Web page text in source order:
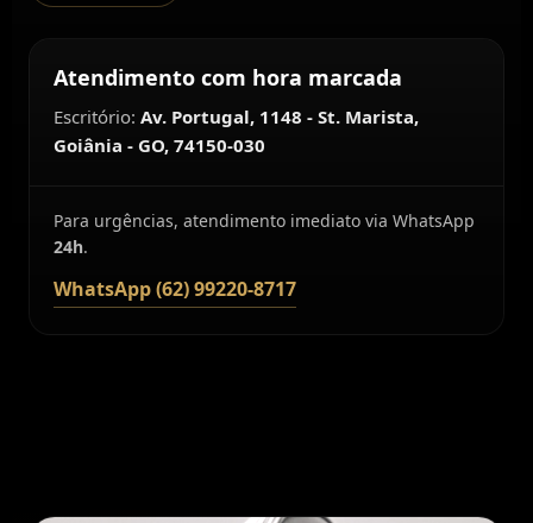
Atendimento com hora marcada
Escritório: Av. Portugal, 1148 - St. Marista,
Goiânia - GO, 74150-030
Para urgências, atendimento imediato via WhatsApp
24h.
WhatsApp (62) 99220-8717